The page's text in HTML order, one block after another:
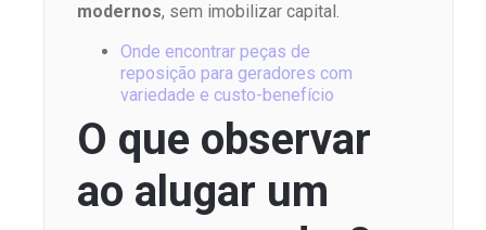
modernos, sem imobilizar capital.
Onde encontrar peças de
reposição para geradores com
variedade e custo-benefício
O que observar
ao alugar um